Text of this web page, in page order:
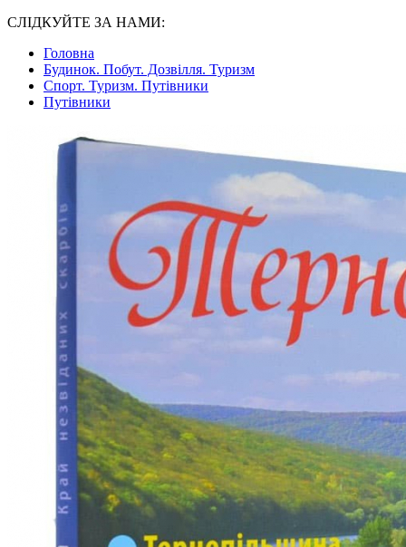
СЛІДКУЙТЕ ЗА НАМИ:
Головна
Будинок. Побут. Дозвілля. Туризм
Спорт. Туризм. Путівники
Путівники